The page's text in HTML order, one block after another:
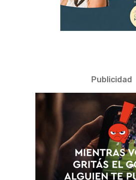
Publicidad